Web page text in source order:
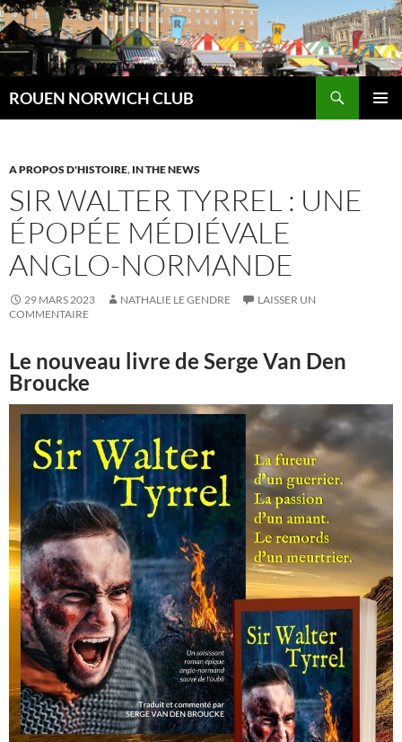
Aller
au
contenu
ROUEN NORWICH CLUB
A PROPOS D'HISTOIRE, IN THE NEWS
SIR WALTER TYRREL : UNE
ÉPOPÉE MÉDIÉVALE
ANGLO-NORMANDE
29 MARS 2023 NATHALIE LE GENDRE
LAISSER UN
COMMENTAIRE
Le nouveau livre de Serge Van Den
Broucke